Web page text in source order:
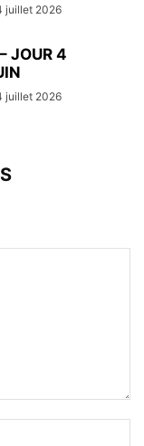
juillet 2026
JOUR 4
juillet 2026